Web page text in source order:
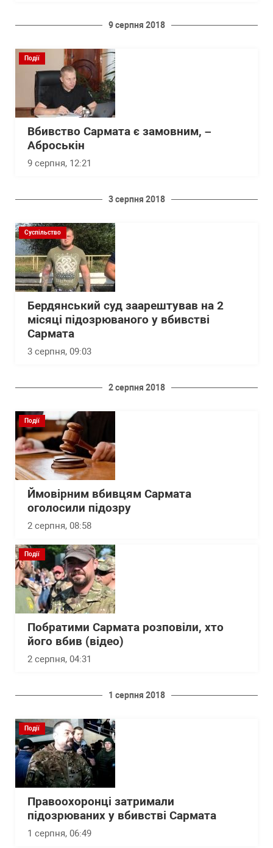
9 серпня 2018
Події
Вбивство Сармата є замовним, –
Аброськін
9 серпня, 12:21
3 серпня 2018
Суспільство
Бердянський суд заарештував на 2
місяці підозрюваного у вбивстві
Сармата
3 серпня, 09:03
2 серпня 2018
Події
Ймовірним вбивцям Сармата
оголосили підозру
2 серпня, 08:58
Події
Побратими Сармата розповіли, хто
його вбив (відео)
2 серпня, 04:31
1 серпня 2018
Події
Правоохоронці затримали
підозрюваних у вбивстві Сармата
1 серпня, 06:49